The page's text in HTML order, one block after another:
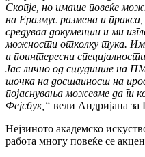
Скопје, но имаше повеќе
на Еразмус размена и
средуваа документи и ми
можности отколку тука.
и поинтересни
Јас лично од студиите на
точка на достапност на
појаснувања можевме да ги
Фејсбук,“ вели Андријана
Нејзиното академско
работа многу повеќе се